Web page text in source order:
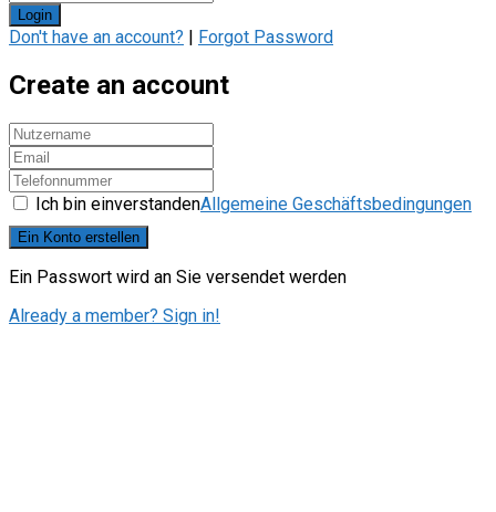
Login
Don't have an account? Forgot Password
Create an account
Ich bin einverstandenAllgemeine Geschäftsbedingungen
Ein Konto erstellen
Ein Passwort wird an Sie versendet werden
Already a member? Sign in!